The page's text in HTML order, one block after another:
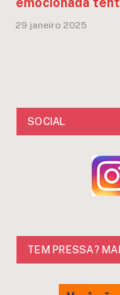
29 janeiro 2025
SOCIAL
TEM PRESSA?